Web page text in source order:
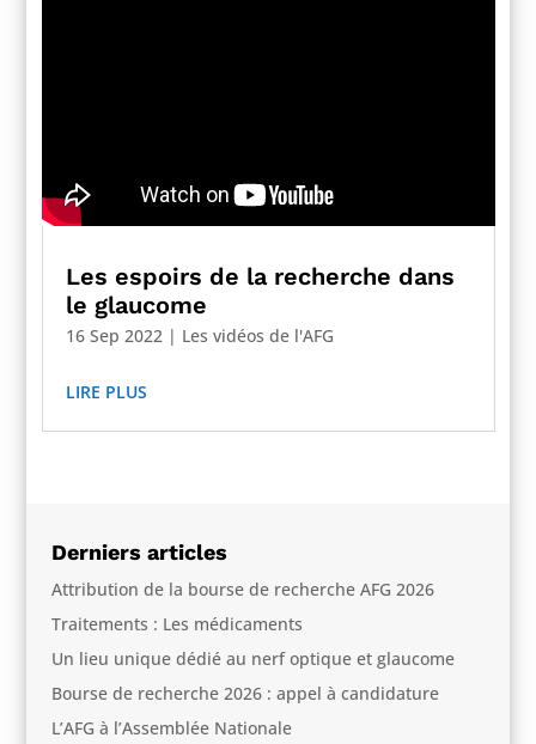
Les espoirs de la recherche dans
le glaucome
16 Sep 2022 | Les vidéos de l'AFG
LIRE PLUS
Derniers articles
Attribution de la bourse de recherche AFG 2026
Traitements : Les médicaments
Un lieu unique dédié au nerf optique et glaucome
Bourse de recherche 2026 : appel à candidature
L’AFG à l’Assemblée Nationale